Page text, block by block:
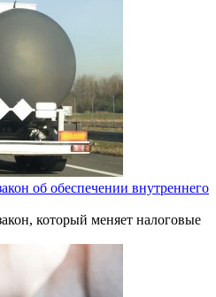
об обеспечении внутреннего
который меняет налоговые